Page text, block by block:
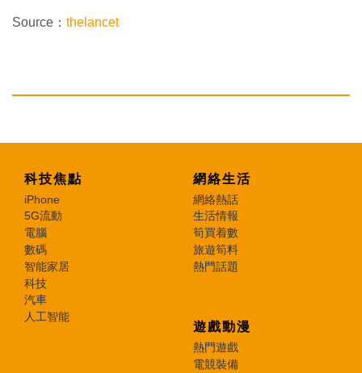
Source： thelancet
科技焦點
iPhone
5G流動
電腦
數碼
智能家居
科技
汽車
人工智能
網絡生活
網絡熱話
生活情報
筍買着數
旅遊筍料
熱門話題
遊戲動漫
熱門遊戲
電競裝備